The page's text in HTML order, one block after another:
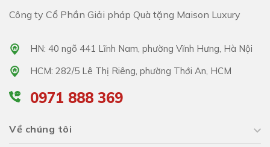
Công ty Cổ Phần Giải pháp Quà tặng Maison Luxury
HN: 40 ngõ 441 Lĩnh Nam, phường Vĩnh Hưng, Hà Nội
HCM: 282/5 Lê Thị Riêng, phường Thới An, HCM
0971 888 369
Về chúng tôi